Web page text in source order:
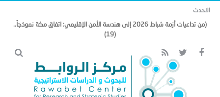
الاحدث
(من تداعيات أزمة شباط 2026 إلى هندسة الأمن الإقليمي: اتفاق مكة نموذجاً..
(19)